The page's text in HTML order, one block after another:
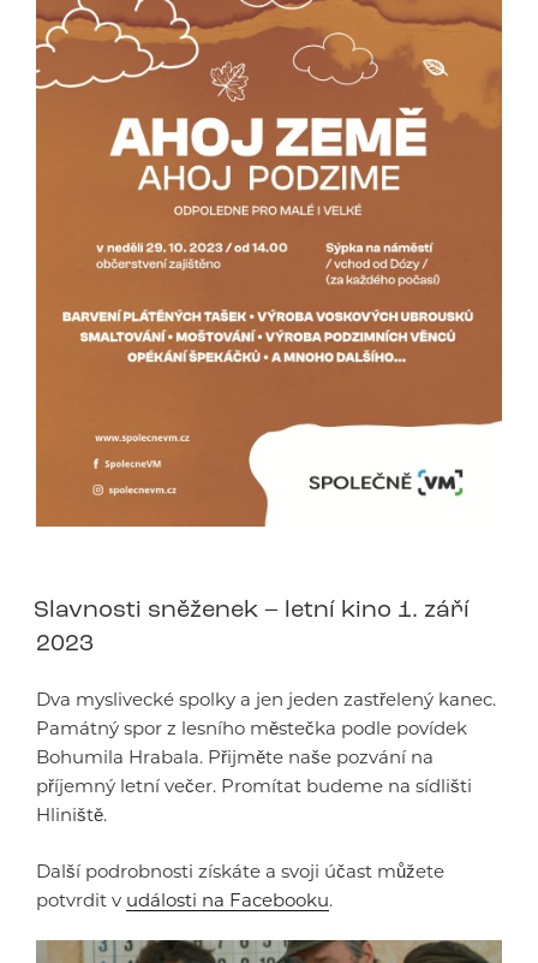
Slavnosti sněženek – letní kino 1. září
2023
Dva myslivecké spolky a jen jeden zastřelený kanec.
Památný spor z lesního městečka podle povídek
Bohumila Hrabala. Přijměte naše pozvání na
příjemný letní večer. Promítat budeme na sídlišti
Hliniště.
Další podrobnosti získáte a svoji účast můžete
potvrdit v události na Facebooku.